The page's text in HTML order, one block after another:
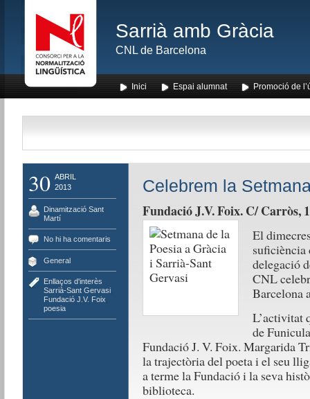
Sarrià amb Gràcia
CNL de Barcelona
Inici Espai alumnat Promoció de
30 ABRIL
2013
Dinamització Sant
Martí
No hi ha comentaris
General
Enllaços d'interès
Sarrià-Sant Gervasi,
Fundació J.V. Foix
poesia
Celebrem la
Fundació J.V. Foix. C/ Carròs,
El
suficiència
delegació
CNL
Barcelona
L’activitat
de
Fundació J. V. Foix. Margarida
la trajectòria del poeta i el seu
a terme la Fundació i la seva
biblioteca.